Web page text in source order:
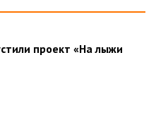
проект «На лыжи